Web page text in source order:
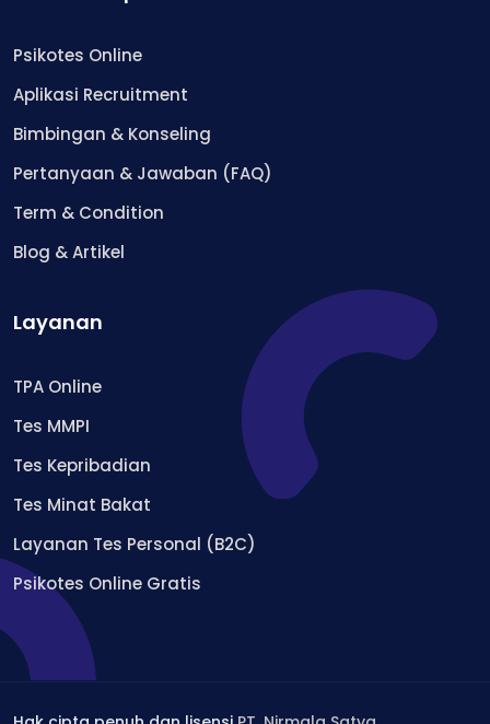
Psikotes Online
Aplikasi Recruitment
Bimbingan & Konseling
Pertanyaan & Jawaban (FAQ)
Term & Condition
Blog & Artikel
Layanan
TPA Online
Tes MMPI
Tes Kepribadian
Tes Minat Bakat
Layanan Tes Personal (B2C)
Psikotes Online Gratis